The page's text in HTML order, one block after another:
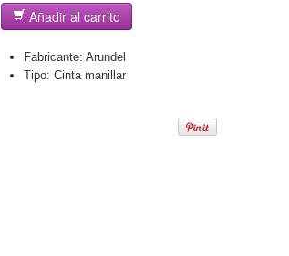
Añadir al carrito
Fabricante:Arundel
Tipo:Cinta manillar